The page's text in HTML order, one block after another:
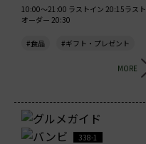
10:00～21:00 ラストイン 20:15ラスト
オーダー 20:30
#食品 #ギフト・プレゼント
MORE
338-1